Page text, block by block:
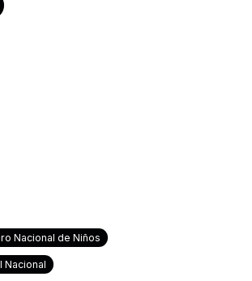
Nacional de Niños
Nacional